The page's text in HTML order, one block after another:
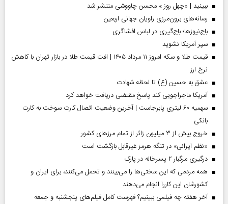
ببینید | «چهل روز » محسن چاووشی منتشر شد
رسانه‌های برون‌مرزی راویان جهانی اربعین
باج‌نیوزها؛ باج‌گیری در لباس افشاگری
سپر آمریکا نشوید
قیمت طلا و سکه امروز ۱۱ مرداد ۱۴۰۵ | افت قیمت طلا در بازار تهران با کاهش
نرخ ارز
عشق به حسین (ع) تا لحظه شهادت
آمریکا ماجراجویی کند پاسخ مقتضی دریافت خواهد کرد
سهمیه ۶۰ لیتری پابرجاست | آخرین وضعیت اتصال کارت سوخت به کارت
بانکی
خروج بیش از ۳ میلیون زائر از تمام مرز‌های کشور
«نظم ایرانی» در تنگه هرمز غیرقابل بازگشت است
درگیری مرگبار ۲ پسرخاله در پارک
همه مردمی که این سختی‌ها را می‌بینند و تحمل می‌کنند، برای ایران و
کشورشان این کاررا انجام می‌دهند
آخر هفته چه فیلمی ببینیم؟ فهرست کامل فیلم‌های پنجشنبه و جمعه